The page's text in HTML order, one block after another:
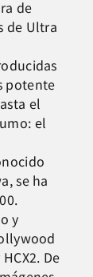
de
de Ultra
potente
el
el
se ha
y
De